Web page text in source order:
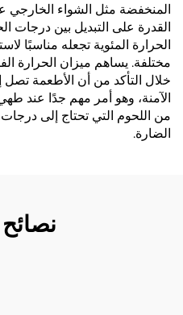
المنخفضة مثل الشواء الخارجي
القدرة على التبديل بين درجات
الحرارة المئوية تجعله مناسبًا
مختلفة. يساهم ميزان الحرارة
خلال التأكد من أن الأطعمة تصل
الآمنة، وهو أمر مهم جدًا عند
من اللحوم التي تحتاج إلى درجات
الضارة.